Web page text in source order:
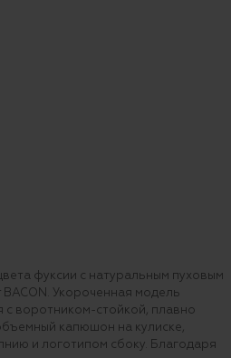
фуксии с натуральным пуховым
Укороченная модель
с воротником-стойкой, плавно
капюшон на кулиске,
и логотипом сбоку. Благодаря